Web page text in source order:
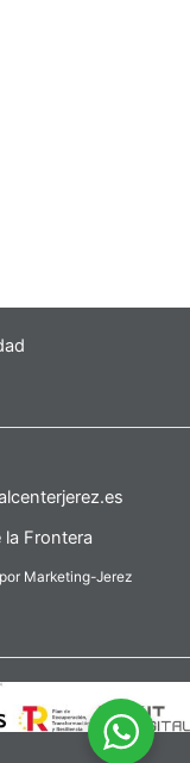
la Frontera
Marketing-Jerez